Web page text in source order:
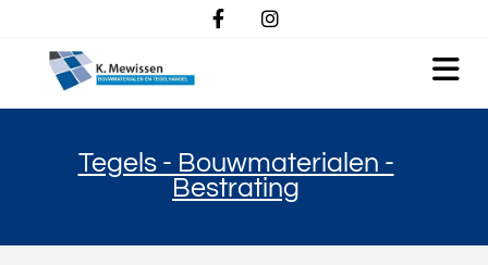
Tegels - Bouwmaterialen -
Bestrating